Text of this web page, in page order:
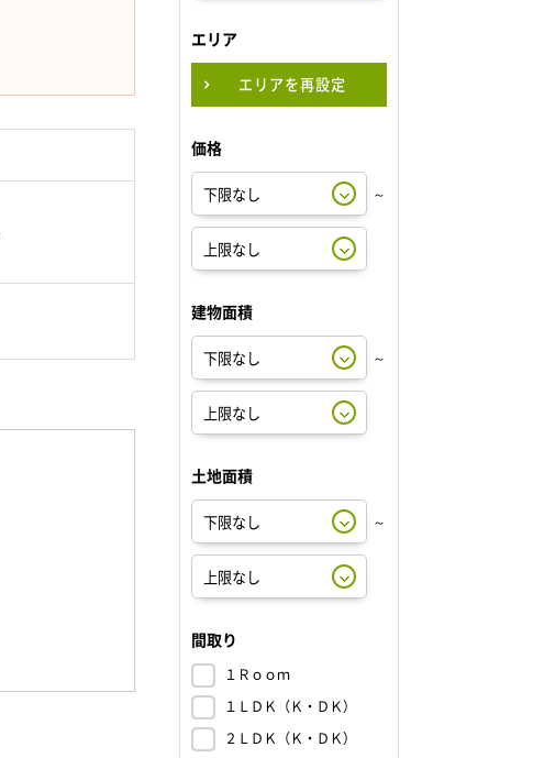
エリア
エリアを再設定
価格
～
建物面積
～
土地面積
～
間取り
１Ｒｏｏｍ
１ＬＤＫ（Ｋ・ＤＫ）
２ＬＤＫ（Ｋ・ＤＫ）